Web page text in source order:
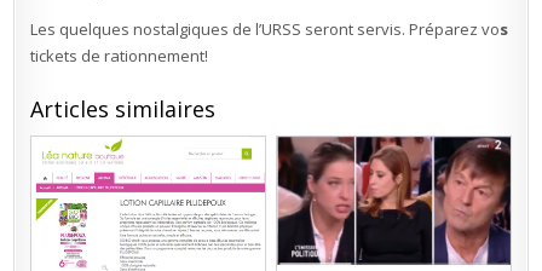
Les quelques nostalgiques de l’URSS seront servis. Préparez vos
tickets de rationnement!
Articles similaires